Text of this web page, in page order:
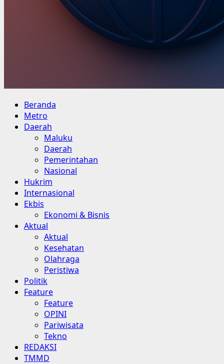
Primary
Menu
Beranda
Metro
Daerah
Maluku
Daerah
Pemerintahan
Nasional
Hukrim
Internasional
Ekbis
Ekonomi & Bisnis
Aktual
Aktual
Kesehatan
Olahraga
Peristiwa
Politik
Feature
Feature
OPINI
Pariwisata
Tekno
REDAKSI
TMMD